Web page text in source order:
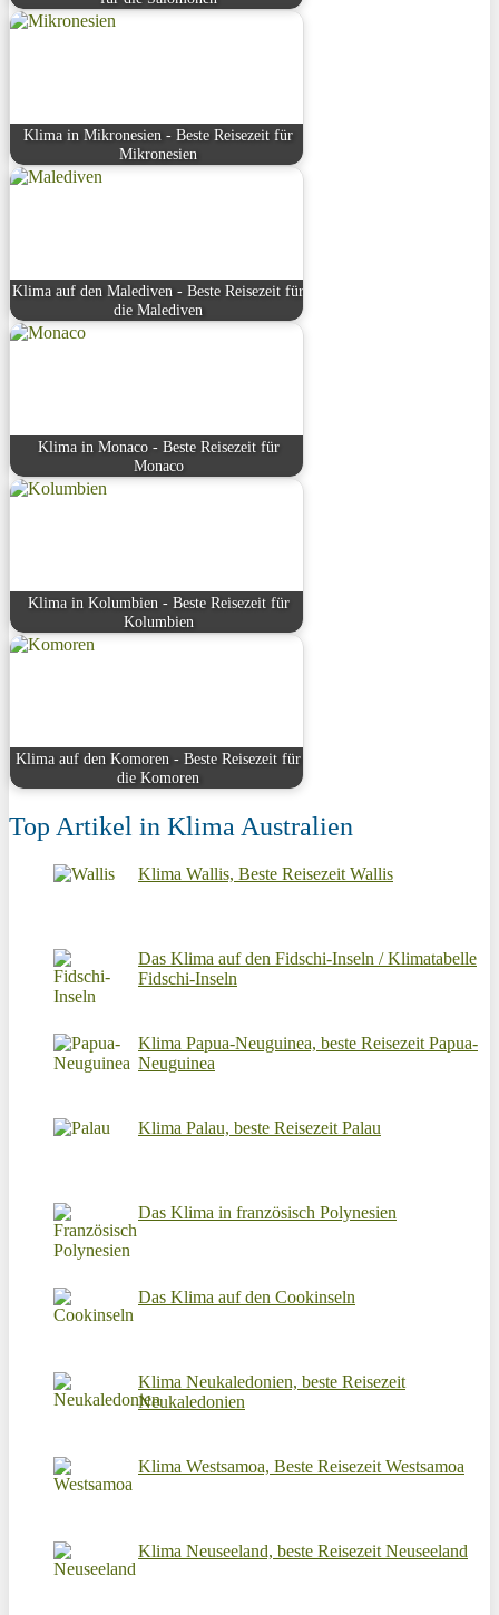
Klima in Mikronesien - Beste Reisezeit für
Mikronesien
Klima auf den Malediven - Beste Reisezeit für
die Malediven
Klima in Monaco - Beste Reisezeit für
Monaco
Klima in Kolumbien - Beste Reisezeit für
Kolumbien
Klima auf den Komoren - Beste Reisezeit für
die Komoren
Top Artikel in Klima Australien
Klima Wallis, Beste Reisezeit Wallis
Das Klima auf den Fidschi-Inseln / Klimatabelle
Fidschi-Inseln
Klima Papua-Neuguinea, beste Reisezeit Papua-
Neuguinea
Klima Palau, beste Reisezeit Palau
Das Klima in französisch Polynesien
Das Klima auf den Cookinseln
Klima Neukaledonien, beste Reisezeit
Neukaledonien
Klima Westsamoa, Beste Reisezeit Westsamoa
Klima Neuseeland, beste Reisezeit Neuseeland